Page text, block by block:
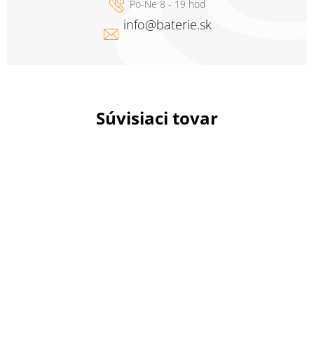
Súvisiaci tovar
info@baterie.sk